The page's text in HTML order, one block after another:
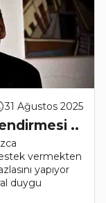
31 Ağustos 2025
..
vermekten
yapıyor
duygu